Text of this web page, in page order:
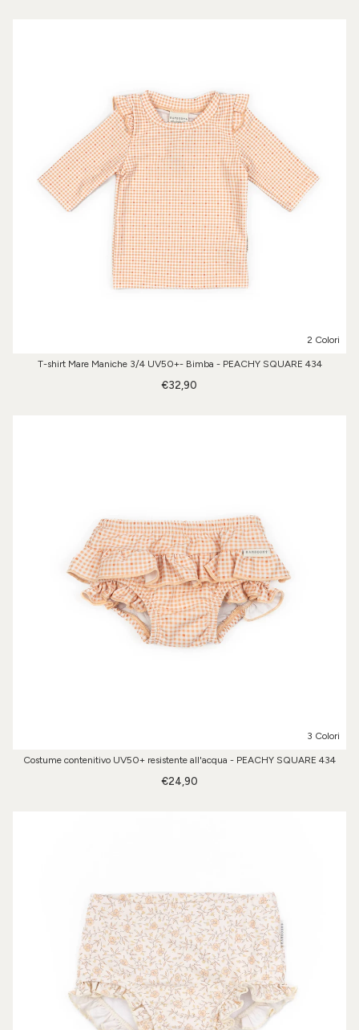
2 Colori
T-shirt Mare Maniche 3/4 UV50+- Bimba - PEACHY SQUARE 434
€32,90
3 Colori
Costume contenitivo UV50+ resistente all'acqua - PEACHY SQUARE 434
€24,90